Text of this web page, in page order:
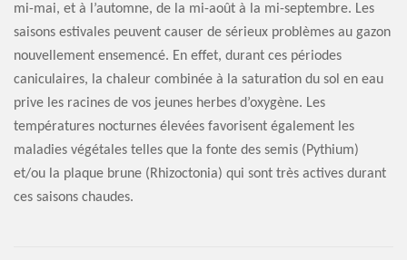
mi-mai, et à l’automne, de la mi-août à la mi-septembre. Les
saisons estivales peuvent causer de sérieux problèmes au gazon
nouvellement ensemencé. En effet, durant ces périodes
caniculaires, la chaleur combinée à la saturation du sol en eau
prive les racines de vos jeunes herbes d’oxygène. Les
températures nocturnes élevées favorisent également les
maladies végétales telles que la fonte des semis (Pythium)
et/ou la plaque brune (Rhizoctonia) qui sont très actives durant
ces saisons chaudes.